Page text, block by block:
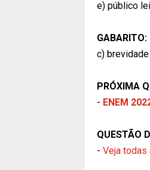
e) público
GABARITO:
c)
PRÓXIMA
- ENEM
QUESTÃO
- Veja todas